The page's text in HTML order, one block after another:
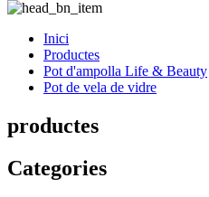
Inici
Productes
Pot d'ampolla Life & Beauty
Pot de vela de vidre
productes
Categories